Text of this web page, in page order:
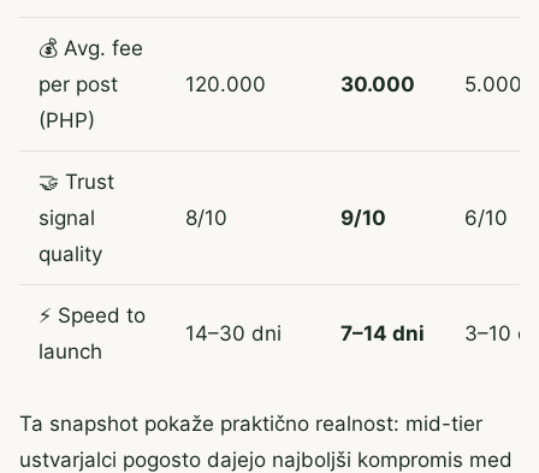
💰 Avg. fee
per post
(PHP)
120.000 30.000 5.000
🤝 Trust
signal
quality
8/10 9/10 6/10
⚡ Speed to
launch
14–30 dni 7–14 dni 3–10
Ta snapshot pokaže praktično realnost: mid-tier
ustvarjalci pogosto dajejo najboljši kompromis med